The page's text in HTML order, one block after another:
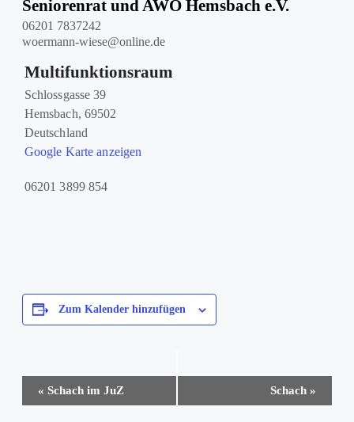
Seniorenrat und AWO Hemsbach e.V.
06201 7837242
woermann-wiese@online.de
Multifunktionsraum
Schlossgasse 39
Hemsbach, 69502
Deutschland
Google Karte anzeigen
06201 3899 854
Zum Kalender hinzufügen
Veranstaltung-
Navigation
« Schach im JuZ Schach »